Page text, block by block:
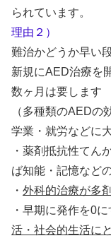
られています。
理由２）
難治かどうか早い
新規にAED治療を
数ヶ月は要します
（多種類のAEDの
学業・就労などに
・薬剤抵抗性てん
ば知能・記憶など
・ 外科的治療が多
・早期に発作を0に
活・社会的生活に